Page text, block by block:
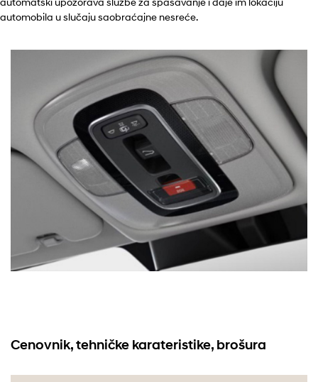
automobila u slučaju saobraćajne nesreće.
Cenovnik, tehničke karateristike, brošura